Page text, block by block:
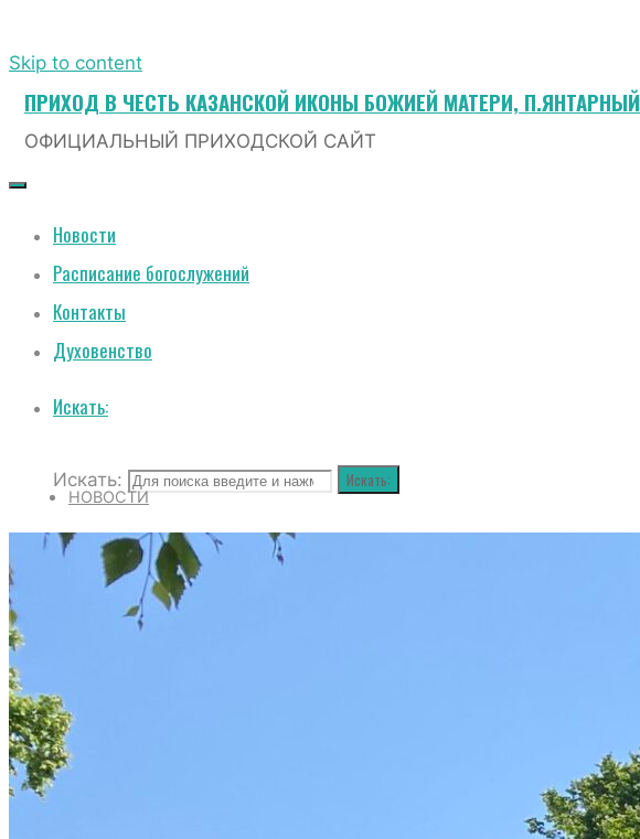
Skip to content
ПРИХОД В ЧЕСТЬ КАЗАНСКОЙ ИКОНЫ БОЖИЕЙ МАТЕРИ, П.ЯНТАРНЫЙ
ОФИЦИАЛЬНЫЙ ПРИХОДСКОЙ САЙТ
Новости
Расписание богослужений
Контакты
Духовенство
Искать:
Искать: Искать:
НОВОСТИ
РАСПИСАНИЕ БОГОСЛУЖЕНИЙ
ДУХОВЕНСТВО